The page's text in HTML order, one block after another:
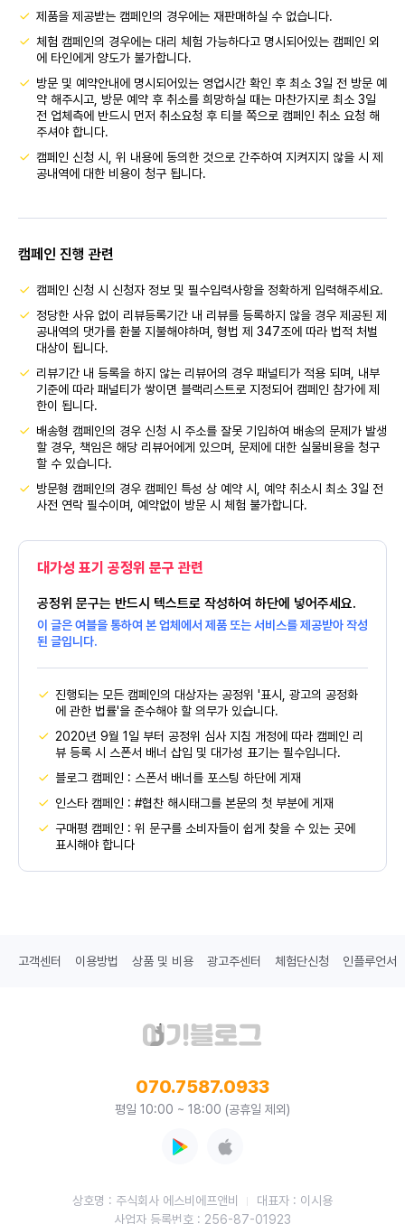
제품을 제공받는 캠페인의 경우에는 재판매하실 수 없습니다.
체험 캠페인의 경우에는 대리 체험 가능하다고 명시되어있는 캠페인 외
에 타인에게 양도가 불가합니다.
방문 및 예약안내에 명시되어있는 영업시간 확인 후 최소 3일 전 방문 예
약 해주시고, 방문 예약 후 취소를 희망하실 때는 마찬가지로 최소 3일
전 업체측에 반드시 먼저 취소요청 후 티블 쪽으로 캠페인 취소 요청 해
주셔야 합니다.
캠페인 신청 시, 위 내용에 동의한 것으로 간주하여 지켜지지 않을 시 제
공내역에 대한 비용이 청구 됩니다.
캠페인 진행 관련
캠페인 신청 시 신청자 정보 및 필수입력사항을 정확하게 입력해주세요.
정당한 사유 없이 리뷰등록기간 내 리뷰를 등록하지 않을 경우 제공된 제
공내역의 댓가를 환불 지불해야하며, 형법 제 347조에 따라 법적 처벌
대상이 됩니다.
리뷰기간 내 등록을 하지 않는 리뷰어의 경우 패널티가 적용 되며, 내부
기준에 따라 패널티가 쌓이면 블랙리스트로 지정되어 캠페인 참가에 제
한이 됩니다.
배송형 캠페인의 경우 신청 시 주소를 잘못 기입하여 배송의 문제가 발생
할 경우, 책임은 해당 리뷰어에게 있으며, 문제에 대한 실물비용을 청구
할 수 있습니다.
방문형 캠페인의 경우 캠페인 특성 상 예약 시, 예약 취소시 최소 3일 전
사전 연락 필수이며, 예약없이 방문 시 체험 불가합니다.
대가성 표기 공정위 문구 관련
공정위 문구는 반드시 텍스트로 작성하여 하단에 넣어주세요.
이 글은 여블을 통하여 본 업체에서 제품 또는 서비스를 제공받아 작성
된 글입니다.
진행되는 모든 캠페인의 대상자는 공정위 '표시, 광고의 공정화
에 관한 법률'을 준수해야 할 의무가 있습니다.
2020년 9월 1일 부터 공정위 심사 지침 개정에 따라 캠페인 리
뷰 등록 시 스폰서 배너 삽입 및 대가성 표기는 필수입니다.
블로그 캠페인 : 스폰서 배너를 포스팅 하단에 게재
인스타 캠페인 : #협찬 해시태그를 본문의 첫 부분에 게재
구매평 캠페인 : 위 문구를 소비자들이 쉽게 찾을 수 있는 곳에
표시해야 합니다
고객센터 이용방법 상품 및 비용 광고주센터 체험단신청 인플루언서
070.7587.0933
평일 10:00 ~ 18:00 (공휴일 제외)
상호명 : 주식회사 에스비에프앤비
대표자 : 이시용
사업자 등록번호 : 256-87-01923